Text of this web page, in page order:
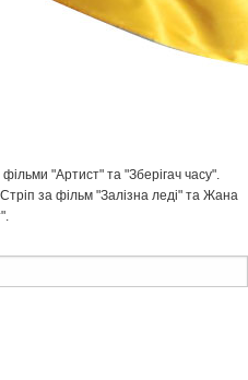
"Артист" та "Зберігач часу".
за фільм "Залізна леді" та Жана